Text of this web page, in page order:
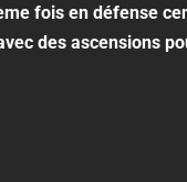
fois en défense
des ascensions